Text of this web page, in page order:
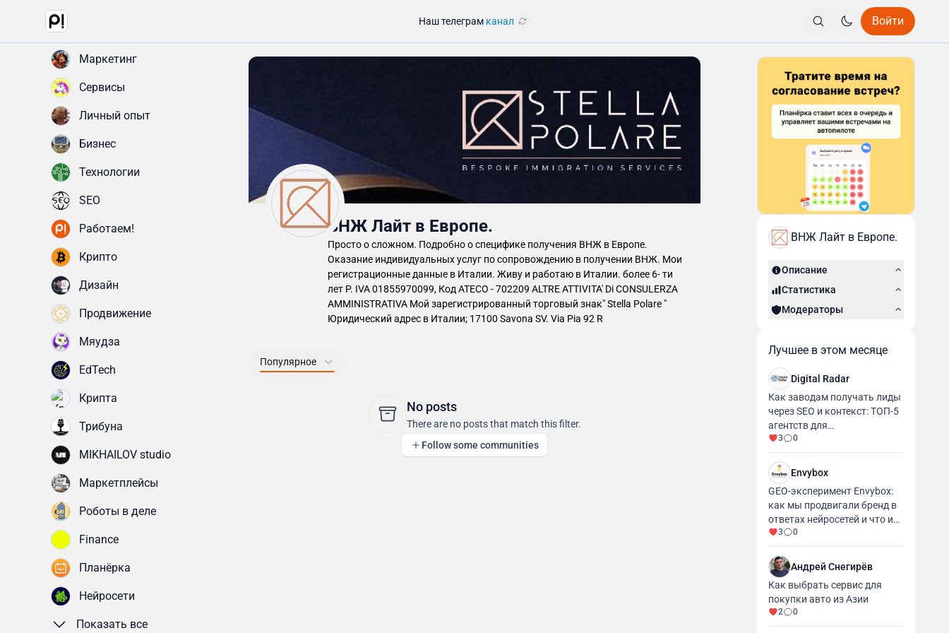
Наш телеграм канал Войти
Маркетинг
Сервисы
Личный опыт
Бизнес
Технологии
SEO
Работаем!
Крипто
Дизайн
Продвижение
Мяудза
EdTech
Крипта
Трибуна
MIKHAILOV studio
Маркетплейсы
Роботы в деле
Finance
Планёрка
Нейросети
Показать все
ВНЖ Лайт в Европе.
Просто о сложном. Подробно о специфике получения ВНЖ в Европе.
Оказание индивидуальных услуг по сопровождению в получении ВНЖ. Мои
регистрационные данные в Италии. Живу и работаю в Италии. более 6- ти
лет P. IVA 01855970099, Код АТЕСО - 702209 ALTRE ATTIVITA' Di CONSULERZA
AMMINISTRATIVA Мой зарегистрированный торговый знак" Stella Polare "
Юридический адрес в Италии; 17100 Savona SV. Via Pia 92 R
Популярное
No posts
There are no posts that match this filter.
Follow some communities
ВНЖ Лайт в Европе.
Описание
Статистика
Модераторы
Лучшее в этом месяце
Digital Radar
Как заводам получать лиды
через SEO и контекст: ТОП-5
агентств для
промышленности и
производства
3 0
Envybox
GEO-эксперимент Envybox:
как мы продвигали бренд в
ответах нейросетей и что из
этого вышло
3 0
Андрей Снегирёв
Как выбрать сервис для
покупки авто из Азии
2 0